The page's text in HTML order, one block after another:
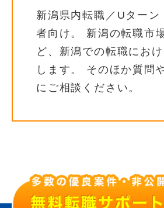
新潟県内転職／Uターン
者向け。 新潟の転職市
ど、新潟での転職にお
します。 そのほか質問
にご相談ください。